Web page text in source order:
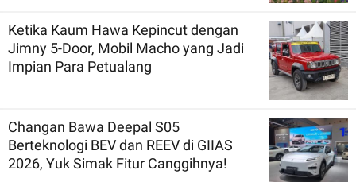
Ketika Kaum Hawa Kepincut dengan
Jimny 5-Door, Mobil Macho yang Jadi
Impian Para Petualang
Changan Bawa Deepal S05
Berteknologi BEV dan REEV di GIIAS
2026, Yuk Simak Fitur Canggihnya!